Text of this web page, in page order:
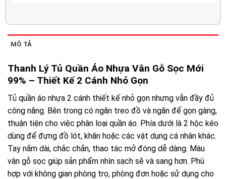
MÔ TẢ
Thanh Lý Tủ Quần Áo Nhựa Vân Gỗ Sọc Mới
99% – Thiết Kế 2 Cánh Nhỏ Gọn
Tủ quần áo nhựa 2 cánh thiết kế nhỏ gọn nhưng vẫn đầy đủ
công năng. Bên trong có ngăn treo đồ và ngăn để gọn gàng,
thuận tiện cho việc phân loại quần áo. Phía dưới là 2 hộc kéo
dùng để đựng đồ lót, khăn hoặc các vật dụng cá nhân khác.
Tay nắm dài, chắc chắn, thao tác mở đóng dễ dàng. Màu
vân gỗ sọc giúp sản phẩm nhìn sạch sẽ và sang hơn. Phù
hợp với không gian phòng trọ, phòng đơn hoặc sử dụng cho